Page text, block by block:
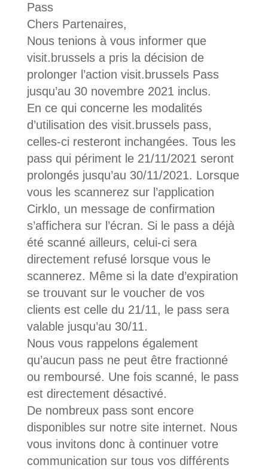
Pass
Chers Partenaires,
Nous tenions à vous informer que
visit.brussels a pris la décision de
prolonger l’action visit.brussels Pass
jusqu’au 30 novembre 2021 inclus.
En ce qui concerne les modalités
d’utilisation des visit.brussels pass,
celles-ci resteront inchangées. Tous les
pass qui périment le 21/11/2021 seront
prolongés jusqu’au 30/11/2021. Lorsque
vous les scannerez sur l’application
Cirklo, un message de confirmation
s’affichera sur l’écran. Si le pass a déjà
été scanné ailleurs, celui-ci sera
directement refusé lorsque vous le
scannerez. Même si la date d’expiration
se trouvant sur le voucher de vos
clients est celle du 21/11, le pass sera
valable jusqu’au 30/11.
Nous vous rappelons également
qu’aucun pass ne peut être fractionné
ou remboursé. Une fois scanné, le pass
est directement désactivé.
De nombreux pass sont encore
disponibles sur notre site internet. Nous
vous invitons donc à continuer votre
communication sur tous vos différents